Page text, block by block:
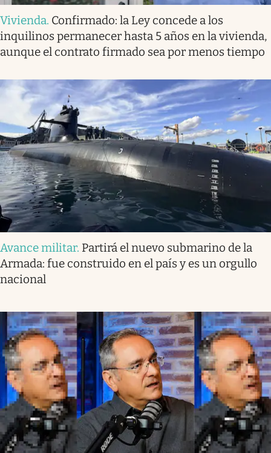
Vivienda. Confirmado: la Ley concede a los
inquilinos permanecer hasta 5 años en la vivienda,
aunque el contrato firmado sea por menos tiempo
Avance militar. Partirá el nuevo submarino de la
Armada: fue construido en el país y es un orgullo
nacional